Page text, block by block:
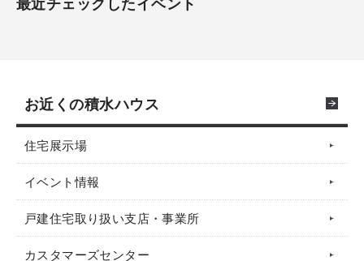
お近くの積水ハウス
住宅展示場
イベント情報
戸建住宅取り扱い支店・事業所
カスタマーズセンター